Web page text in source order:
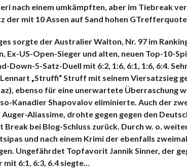
nach einem umkämpften, aber im Tiebreak
der mit 10 Assen auf Sand hohen
sorgte der Australier Walton, Nr. 97 im
Ex-US-Open-Sieger und alten, neuen Top-10-
Down-5-Satz-Duell mit 6:2, 1:6, 6:1, 1:6, 6:4.
„Struffi“ Struff mit seinem Viersatzsieg
ebenso für eine unerwartete Überraschung
Kanadier Shapovalov eliminierte. Auch der
Aliassime, drohte gegen gegen den
Break bei Blog-Schluss zurück. Durch w. o.
und nach einem Krimi der ebenfalls
Ungefährdet Topfavorit Jannik Sinner, der
6:1, 6:3, 6.4 siegte…